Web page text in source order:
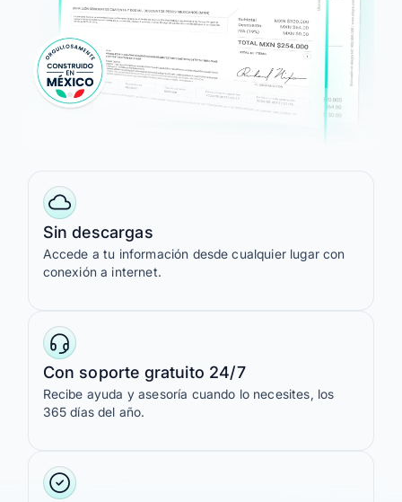
Sin descargas
Accede a tu información desde cualquier lugar con
conexión a internet.
Con soporte gratuito 24/7
Recibe ayuda y asesoría cuando lo necesites, los
365 días del año.